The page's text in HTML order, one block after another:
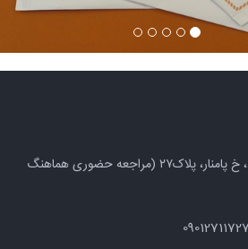
تهران، خ 15 خرداد، خ پامنار، پلاک۲۷ (مراجعه حضوری هماهنگ